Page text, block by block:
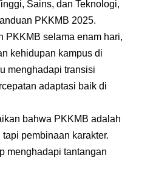
Sains, dan Teknologi,
PKKMB 2025.
PKKMB selama enam hari,
kehidupan kampus di
menghadapi transisi
adaptasi baik di
bahwa PKKMB adalah
pembinaan karakter.
menghadapi tantangan